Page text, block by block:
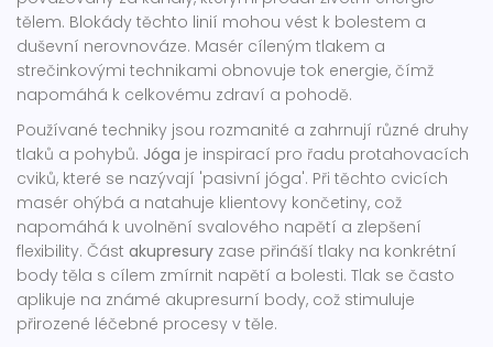
tělem. Blokády těchto linií mohou vést k bolestem a
duševní nerovnováze. Masér cíleným tlakem a
strečinkovými technikami obnovuje tok energie, čímž
napomáhá k celkovému zdraví a pohodě.
Používané techniky jsou rozmanité a zahrnují různé druhy
tlaků a pohybů. Jóga je inspirací pro řadu protahovacích
cviků, které se nazývají 'pasivní jóga'. Při těchto cvicích
masér ohýbá a natahuje klientovy končetiny, což
napomáhá k uvolnění svalového napětí a zlepšení
flexibility. Část akupresury zase přináší tlaky na konkrétní
body těla s cílem zmírnit napětí a bolesti. Tlak se často
aplikuje na známé akupresurní body, což stimuluje
přirozené léčebné procesy v těle.